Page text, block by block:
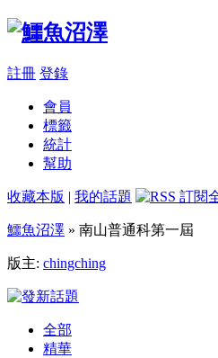
註冊 登錄
會員
標籤
統計
幫助
收藏本版 | 我的話題
鱷魚沼澤 » 南山普通科第一屆
版主: chingching
全部
精華